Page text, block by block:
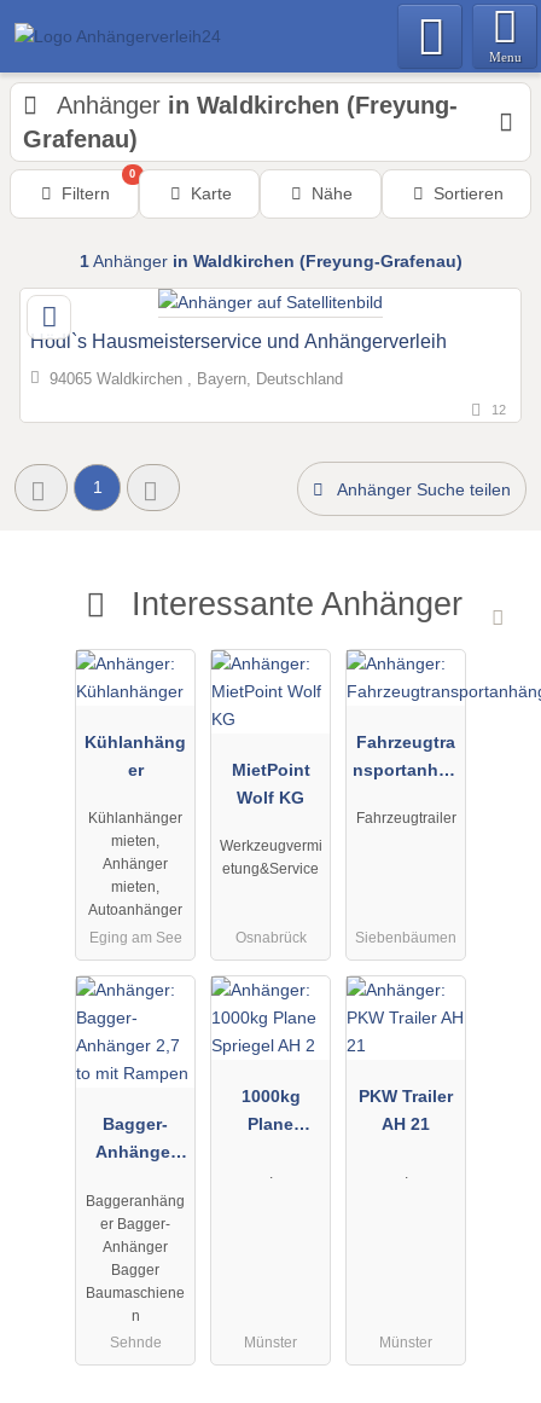
Menu
Anhänger in Waldkirchen (Freyung-
Grafenau)
Filtern
0
Karte Nähe Sortieren
1Anhänger in Waldkirchen (Freyung-Grafenau)
Hödl`s Hausmeisterservice und Anhängerverleih
94065 Waldkirchen , Bayern, Deutschland
12
1 Anhänger Suche teilen
Interessante Anhänger
Kühlanhäng
er
Kühlanhänger
mieten,
Anhänger
mieten,
Autoanhänger
Eging am See
MietPoint
Wolf KG
Werkzeugvermi
etung&Service
Osnabrück
Fahrzeugtra
nsportanhän
Fahrzeugtrailer
Siebenbäumen
Bagger-
Anhänger
Rampen
Baggeranhäng
er Bagger-
Anhänger
Bagger
Baumaschiene
n
Sehnde
1000kg
Plane
2
Münster
PKW Trailer
AH 21
Münster